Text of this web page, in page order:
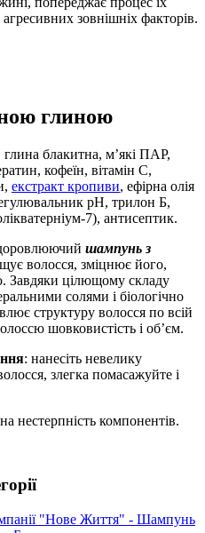
агресивних зовнішніх факторів.
глиною
глина блакитна, м’які ПАР,
кофеїн, вітамін С,
екстракт кропиви, ефірна олія
рН, трилон Б,
7), антисептик.
шампунь з
волосся, зміцнює його,
Завдяки цілющому складу
солями і біологічно
структуру волосся по всій
шовковистість і об’єм.
: нанесіть невелику
злегка помасажуйте і
нестерпність компонентів.